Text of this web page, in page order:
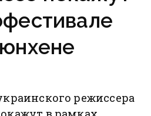
режиссера